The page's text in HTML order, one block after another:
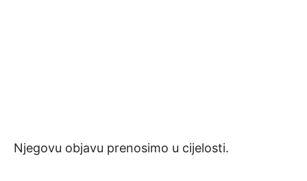
Njegovu objavu prenosimo u cijelosti.